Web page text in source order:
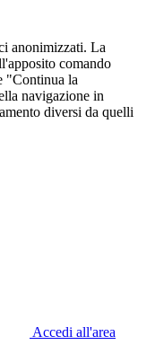
anonimizzati. La
comando
"Continua la
navigazione in
diversi da quelli
Accedi all'area